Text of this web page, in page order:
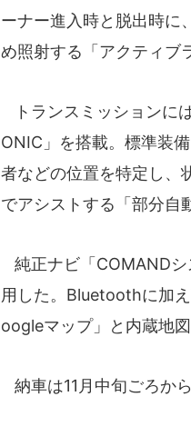
ーナー進入時と脱出時に
め照射する「アクティブ
トランスミッションに
ONIC」を搭載。標準装
者などの位置を特定し、
でアシストする「部分自
純正ナビ「COMANDシ
用した。Bluetoothに加
oogleマップ」と内蔵地
納車は11月中旬ごろか